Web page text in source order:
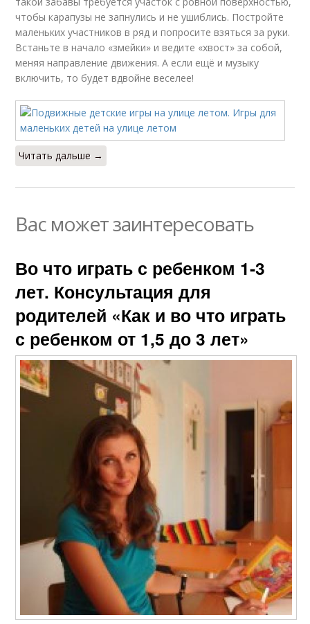
чтобы карапузы не запнулись и не ушиблись. Постройте
маленьких участников в ряд и попросите взяться за руки.
Встаньте в начало «змейки» и ведите «хвост» за собой,
меняя направление движения. А если ещё и музыку
включить, то будет вдвойне веселее!
Читать дальше →
Вас может заинтересовать
Во что играть с ребенком 1-3
лет. Консультация для
родителей «Как и во что играть
с ребенком от 1,5 до 3 лет»